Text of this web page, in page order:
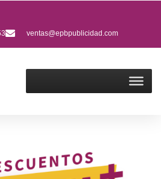
ventas@epbpublicidad.com